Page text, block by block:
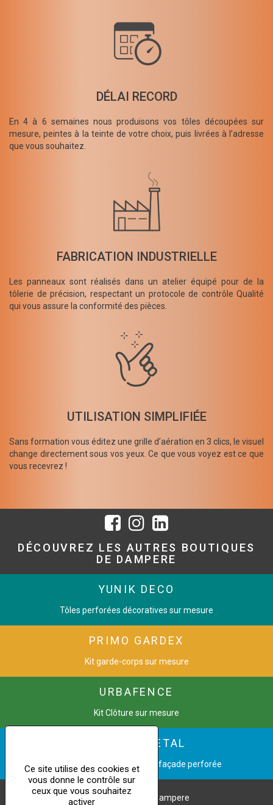
DÉLAI RECORD
En 4 à 6 semaines nous produisons vos tôles découpées sur
mesure, peintes à la teinte de votre choix, puis livrées à l’adresse
que vous souhaitez.
FABRICATION INDUSTRIELLE
Les panneaux sont réalisés dans un atelier équipé pour de la
tôlerie de précision, respectant un protocole de contrôle Qualité
qui vous assure la conformité des pièces.
UTILISATION SIMPLIFIÉE
Sans formation vous éditez une grille d’aération en 3 clics, le visuel
change directement sous vos yeux. Ce que vous voyez est ce que
vous recevrez !
DÉCOUVREZ LES AUTRES BOUTIQUES
DE DAMPERE
YUNIK DECO
Tôles perforées décoratives sur mesure
PRIMO GARDEX
Kit garde-corps sur mesure
URBAFENCE
Kit Clôture sur mesure
CINETIC METAL
Transformez une image en façade perforée
Copyright © 2021 Dampere
Ce site utilise des cookies et
vous donne le contrôle sur
ceux que vous souhaitez
activer